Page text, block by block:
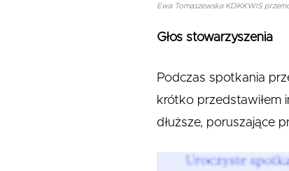
Ewa Tomaszewska KDiKKWIS
Głos stowarzyszenia
Podczas spotkania
krótko przedstawiłem
dłuższe, poruszające